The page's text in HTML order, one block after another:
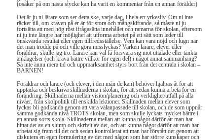
(osäker på om nästa stycke kan ha varit en kommentar från en annan förälder)
Det är ju ni lärare som ser detta ske, varje dag, i hela ert yrkesliv. Om ni inte
räcker till, om kraven på er är för stora och mångskiftande, så måste ni ju
fortsätta att med hög röst ifrågasätta innehållet och ramarna för skolan, eftersom
ni ju inte längre har möjlighet att utforma arbetet på ett sätt som leder till
önskvärda resultat eller egen tillfredsställelse. Vem kan vara nöjd och lugn när
det man trodde på och ville göra misslyckas? Varken lärare, elever eller
föräldrar, skulle jag tro. Lärare kan väl få försvara sig mot uttalade eller tänkta
anklagelser (och kräva bättre villkor för egen del) i något annat sammanhang?
Så inte ännu mera tid och uppmärksamhet styrs bort från det centrala i skolan –
BARNEN!
Föräldrar och lärare (och elever, i den mån de kan) behöver hjälpas åt för att
upptäcka och beskriva skillnaderna i skolan, för att sedan kunna arbeta för en
förändring. Skillnaderna mellan vision/planering och verklighet/utfall på alla
nivåer, från skolpolitik till enskilda lektioner. Skillnaden mellan elever som
lyckas bli godkända genom att vara välanpassade till skolan, och de som uppnår
samma godkända nivå TROTS skolan, men som skulle lyckats mycket bättre i
en annan sorts skola. Skillnaderna mellan att kunna något därför att man har
hittat det av en slump och skrivit av det, och att kunna något därför att man har
arbetat sig fram till det och sedan kontrollerat att man har förstått det genom att
diskutera en egen formulering av det med någon som har större kunskaper och